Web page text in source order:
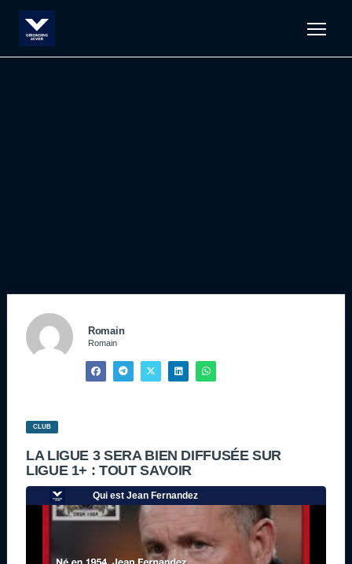
Romain
Romain
CLUB
LA LIGUE 3 SERA BIEN DIFFUSÉE SUR
LIGUE 1+ : TOUT SAVOIR